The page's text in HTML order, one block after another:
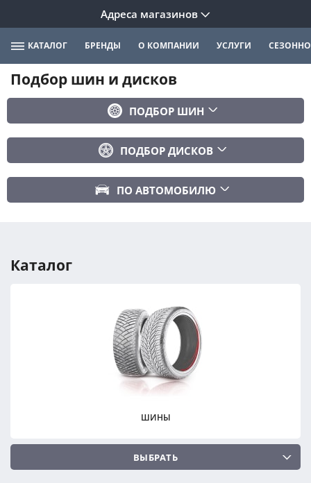
Адреса магазинов
КАТАЛОГ БРЕНДЫ О КОМПАНИИ УСЛУГИ
Подбор шин и дисков
ПОДБОР ШИН
Сбросить
ПОДБОР ДИСКОВ
ПОДОБРАТЬ
Сбросить
ПО АВТОМОБИЛЮ
Год авто
ПОДОБРАТЬ
Сбросить
Каталог
ШИНЫ
ВЫБРАТЬ